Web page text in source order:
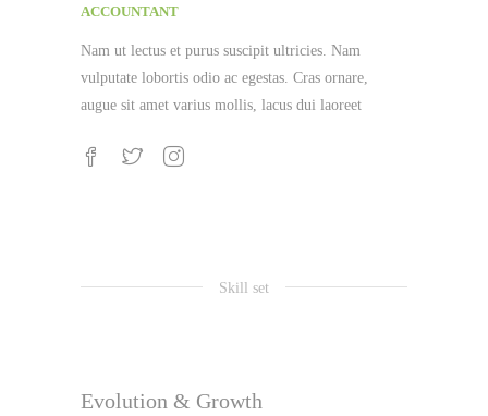
ACCOUNTANT
Nam ut lectus et purus suscipit ultricies. Nam
vulputate lobortis odio ac egestas. Cras ornare,
augue sit amet varius mollis, lacus dui laoreet
Skill set
Evolution & Growth